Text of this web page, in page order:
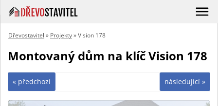
Dřevostavitel » Projekty» Vision 178
Montovaný dům na klíč Vision 178
následující »
« předchozí